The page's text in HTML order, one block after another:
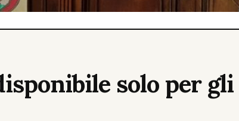
solo per gli